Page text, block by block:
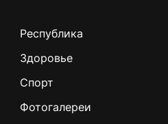
Республика
Здоровье
Спорт
Фотогалереи